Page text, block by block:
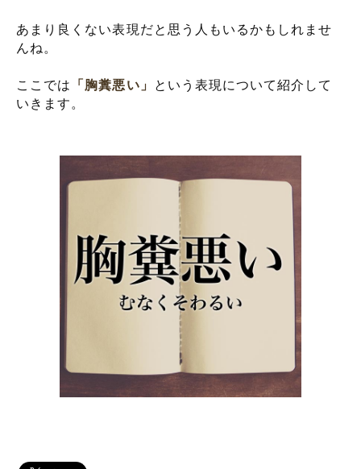
あまり良くない表現だと思う人もいるかもしれませ
んね。
ここでは 「胸糞悪い」
という表現について紹介して
いきます。